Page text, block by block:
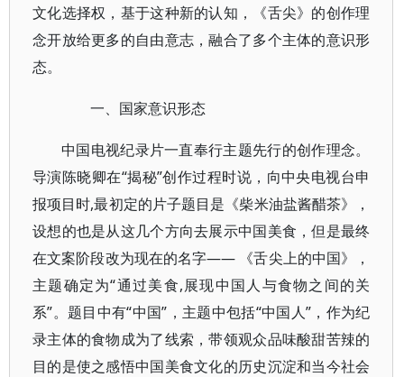
文化选择权，基于这种新的认知，《舌尖》的创作理
念开放给更多的自由意志，融合了多个主体的意识形
态。
一、国家意识形态
中国电视纪录片一直奉行主题先行的创作理念。
导演陈晓卿在“揭秘”创作过程时说，向中央电视台申
报项目时,最初定的片子题目是《柴米油盐酱醋茶》，
设想的也是从这几个方向去展示中国美食，但是最终
在文案阶段改为现在的名字—— 《舌尖上的中国》，
主题确定为“通过美食,展现中国人与食物之间的关
系”。题目中有“中国”，主题中包括“中国人”，作为纪
录主体的食物成为了线索，带领观众品味酸甜苦辣的
目的是使之感悟中国美食文化的历史沉淀和当今社会